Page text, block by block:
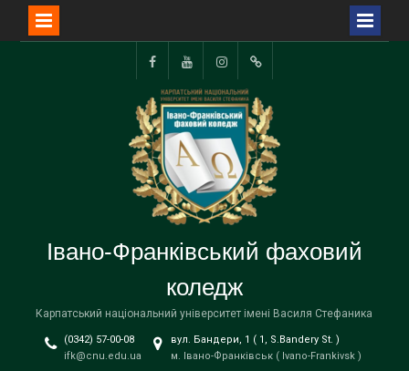
FacebookYouTubeInstagramTikTok
Івано-Франківський фаховий
коледж
Карпатський національний університет імені Василя Стефаника
(0342) 57-00-08
ifk@cnu.edu.ua
вул. Бандери, 1 ( 1, S.Bandery St. )
м. Івано-Франківськ ( Ivano-Frankivsk )